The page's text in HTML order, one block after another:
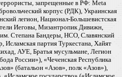
запрещенные в РФ: Meta
корпус (РДК), Украинская
легион, Национал-Большевистская
Иеговы, Мизантропик Дивижн,
Степана Бандеры, НСО, Славянский
партия Туркестана, Хайят
АУЕ, Братья мусульмане, Легион
России»), «Чеченская Республика
(батальон «Азов», полк «Азов»),